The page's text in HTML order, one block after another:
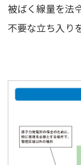
被ばく線量を法
不要な立ち入り